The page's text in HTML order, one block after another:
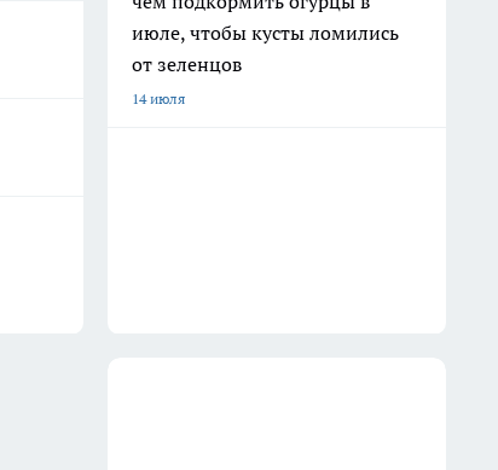
июле, чтобы кусты ломились
от зеленцов
14 июля